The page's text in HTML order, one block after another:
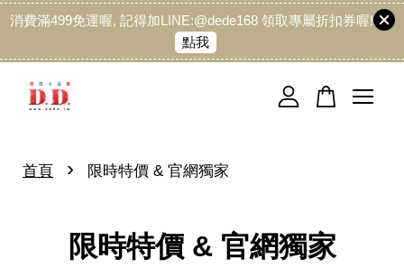
消費滿499免運喔, 記得加LINE:@dede168 領取專屬折扣券喔!
點我
首頁 › 限時特價 & 官網獨家
限時特價 & 官網獨家
您的購物車目前還是空的。